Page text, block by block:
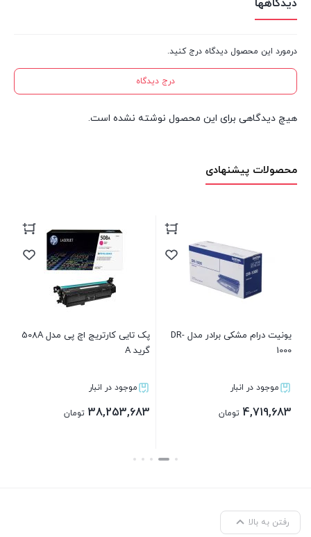
دیدگاهها
درمورد این محصول دیدگاه درج کنید.
درج دیدگاه
هیچ دیدگاهی برای این محصول نوشته نشده است.
محصولات پیشنهادی
یونیت درام مشکی برادر مدل DR-
1000
موجود در انبار
4,719,683 تومان
پک تایی کارتریج اچ پی مدل 508A
گرید A
موجود در انبار
38,253,683 تومان
رفتن به بالا